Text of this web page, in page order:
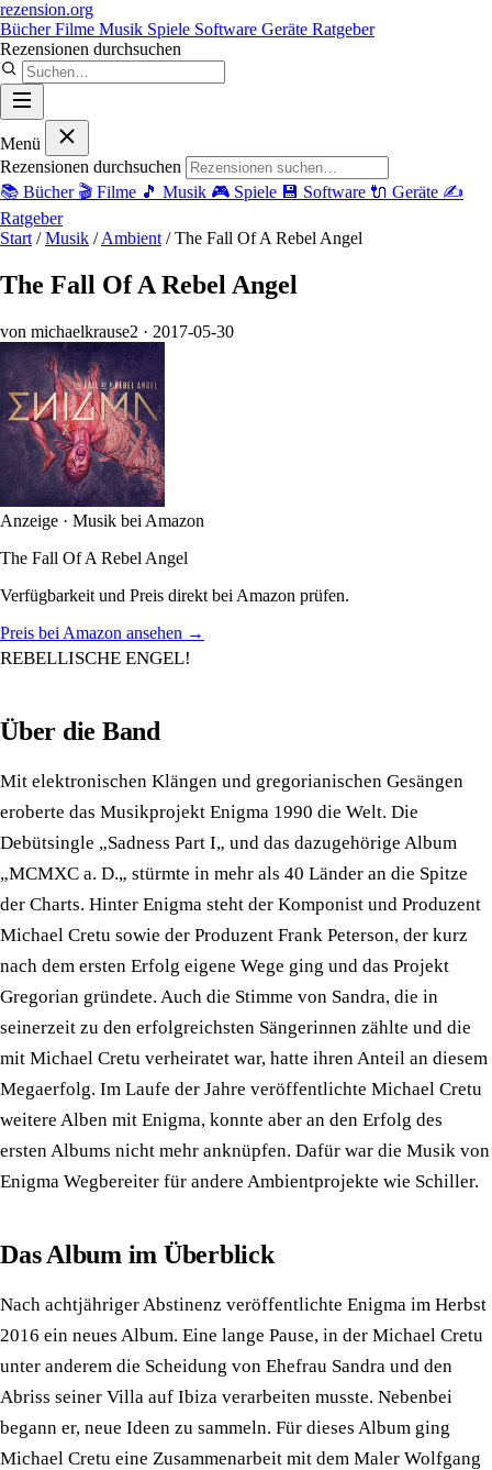
rezension.org
BücherFilme Musik Spiele Software Geräte Ratgeber
Rezensionen durchsuchen
Menü
Rezensionen durchsuchen
📚 Bücher 🎬 Filme 🎵 Musik 🎮 Spiele 💾 Software 🔌 Geräte ✍️
Ratgeber
Start / Musik / Ambient / The Fall Of A Rebel Angel
The Fall Of A Rebel Angel
von michaelkrause2 · 2017-05-30
Anzeige · Musik bei Amazon
The Fall Of A Rebel Angel
Verfügbarkeit und Preis direkt bei Amazon prüfen.
Preis bei Amazon ansehen →
REBELLISCHE ENGEL!
Über die Band
Mit elektronischen Klängen und gregorianischen Gesängen
eroberte das Musikprojekt Enigma 1990 die Welt. Die
Debütsingle „Sadness Part I„ und das dazugehörige Album
„MCMXC a. D.„ stürmte in mehr als 40 Länder an die Spitze
der Charts. Hinter Enigma steht der Komponist und Produzent
Michael Cretu sowie der Produzent Frank Peterson, der kurz
nach dem ersten Erfolg eigene Wege ging und das Projekt
Gregorian gründete. Auch die Stimme von Sandra, die in
seinerzeit zu den erfolgreichsten Sängerinnen zählte und die
mit Michael Cretu verheiratet war, hatte ihren Anteil an diesem
Megaerfolg. Im Laufe der Jahre veröffentlichte Michael Cretu
weitere Alben mit Enigma, konnte aber an den Erfolg des
ersten Albums nicht mehr anknüpfen. Dafür war die Musik von
Enigma Wegbereiter für andere Ambientprojekte wie Schiller.
Das Album im Überblick
Nach achtjähriger Abstinenz veröffentlichte Enigma im Herbst
2016 ein neues Album. Eine lange Pause, in der Michael Cretu
unter anderem die Scheidung von Ehefrau Sandra und den
Abriss seiner Villa auf Ibiza verarbeiten musste. Nebenbei
begann er, neue Ideen zu sammeln. Für dieses Album ging
Michael Cretu eine Zusammenarbeit mit dem Maler Wolfgang